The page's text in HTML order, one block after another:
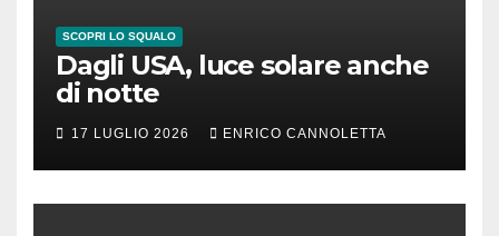
SCOPRI LO SQUALO
Dagli USA, luce solare anche
di notte
17 LUGLIO 2026 ENRICO CANNOLETTA